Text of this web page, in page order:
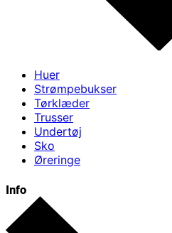
Huer
Strømpebukser
Tørklæder
Trusser
Undertøj
Sko
Øreringe
Info